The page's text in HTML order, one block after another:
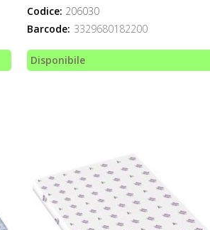
Codice: 206030
Barcode: 3329680182200
Disponibile